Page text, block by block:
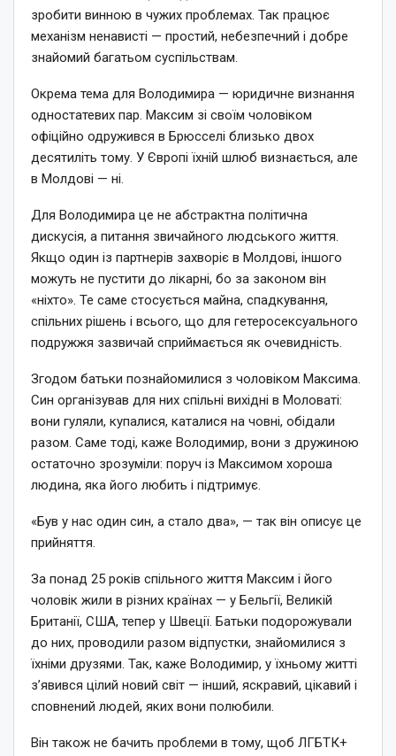
зробити винною в чужих проблемах. Так працює
механізм ненависті — простий, небезпечний і добре
знайомий багатьом суспільствам.
Окрема тема для Володимира — юридичне визнання
одностатевих пар. Максим зі своїм чоловіком
офіційно одружився в Брюсселі близько двох
десятиліть тому. У Європі їхній шлюб визнається, але
в Молдові — ні.
Для Володимира це не абстрактна політична
дискусія, а питання звичайного людського життя.
Якщо один із партнерів захворіє в Молдові, іншого
можуть не пустити до лікарні, бо за законом він
«ніхто». Те саме стосується майна, спадкування,
спільних рішень і всього, що для гетеросексуального
подружжя зазвичай сприймається як очевидність.
Згодом батьки познайомилися з чоловіком Максима.
Син організував для них спільні вихідні в Моловаті:
вони гуляли, купалися, каталися на човні, обідали
разом. Саме тоді, каже Володимир, вони з дружиною
остаточно зрозуміли: поруч із Максимом хороша
людина, яка його любить і підтримує.
«Був у нас один син, а стало два», — так він описує це
прийняття.
За понад 25 років спільного життя Максим і його
чоловік жили в різних країнах — у Бельгії, Великій
Британії, США, тепер у Швеції. Батьки подорожували
до них, проводили разом відпустки, знайомилися з
їхніми друзями. Так, каже Володимир, у їхньому житті
з’явився цілий новий світ — інший, яскравий, цікавий і
сповнений людей, яких вони полюбили.
Він також не бачить проблеми в тому, щоб ЛГБТК+